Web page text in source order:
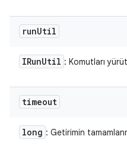
runUtil
IRunUtil : Komutları
timeout
long : Getirimin